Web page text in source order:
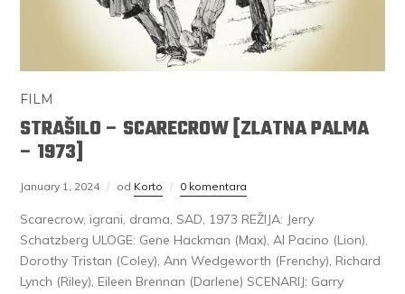
FILM
STRAŠILO – SCARECROW [ZLATNA PALMA
– 1973]
January 1, 2024 od Korto 0 komentara
Scarecrow, igrani, drama, SAD, 1973 REŽIJA: Jerry
Schatzberg ULOGE: Gene Hackman (Max), Al Pacino (Lion),
Dorothy Tristan (Coley), Ann Wedgeworth (Frenchy), Richard
Lynch (Riley), Eileen Brennan (Darlene) SCENARIJ: Garry